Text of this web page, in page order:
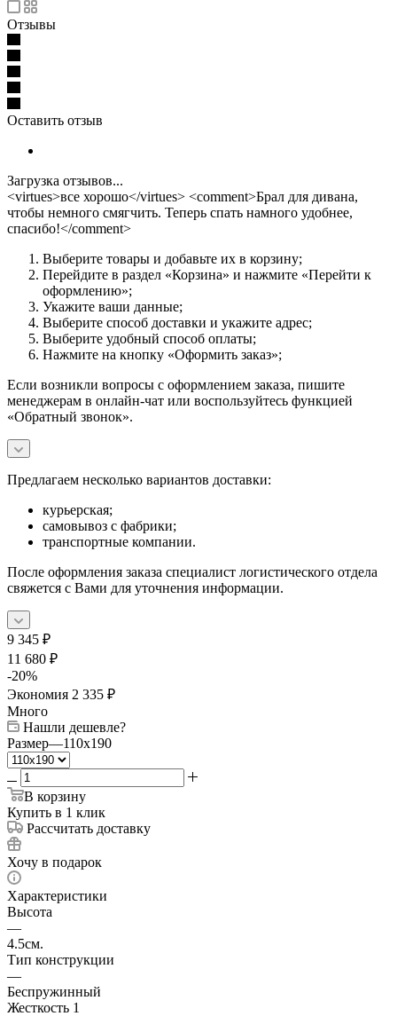
Отзывы
Оставить отзыв
Загрузка отзывов...
<virtues>все хорошо</virtues> <comment>Брал для дивана,
чтобы немного смягчить. Теперь спать намного удобнее,
спасибо!</comment>
Выберите товары и добавьте их в корзину;
Перейдите в раздел «Корзина» и нажмите «Перейти к
оформлению»;
Укажите ваши данные;
Выберите способ доставки и укажите адрес;
Выберите удобный способ оплаты;
Нажмите на кнопку «Оформить заказ»;
Если возникли вопросы с оформлением заказа, пишите
менеджерам в онлайн-чат или воспользуйтесь функцией
«Обратный звонок».
Предлагаем несколько вариантов доставки:
курьерская;
самовывоз с фабрики;
транспортные компании.
После оформления заказа специалист логистического отдела
свяжется с Вами для уточнения информации.
9 345 ₽
11 680 ₽
-20%
Экономия 2 335 ₽
Много
Нашли дешевле?
Размер—110x190
В корзину
Купить в 1 клик
Рассчитать доставку
Хочу в подарок
Характеристики
Высота
—
4.5см.
Тип конструкции
—
Беспружинный
Жесткость 1